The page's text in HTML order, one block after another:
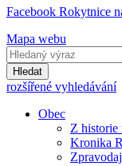
Facebook Rokytnice
Mapa webu
Hledat
rozšířené vyhledávání
Obec
Z historie
Kronika
Zpravodaj